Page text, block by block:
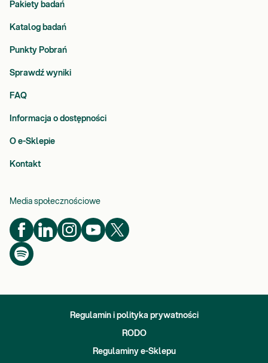
Pakiety badań
Katalog badań
Punkty Pobrań
Sprawdź wyniki
FAQ
Informacja o dostępności
O e-Sklepie
Kontakt
Media społecznościowe
Regulamin i polityka prywatności
RODO
Regulaminy e-Sklepu